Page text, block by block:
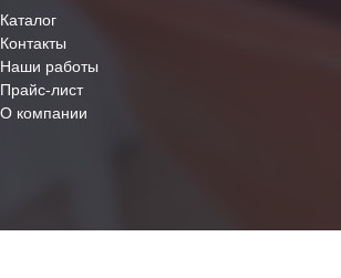
Каталог
Контакты
Наши работы
Прайс-лист
О компании